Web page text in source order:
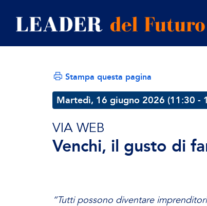
Stampa questa pagina
Martedì, 16 giugno 2026 (11:30 -
VIA WEB
Venchi, il gusto di
“Tutti possono diventare